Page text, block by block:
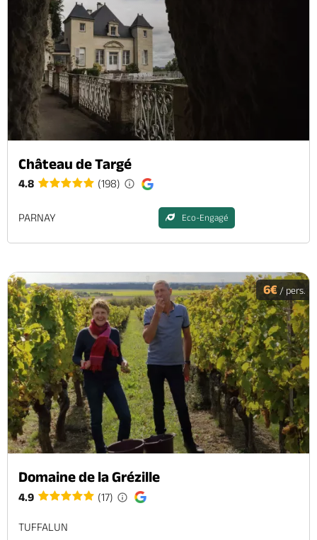
Château de Targé
4.8 (198)
PARNAY Eco-Engagé
6€ / pers.
Domaine de la Grézille
4.9 (17)
TUFFALUN